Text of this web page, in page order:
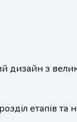
з
етапів та